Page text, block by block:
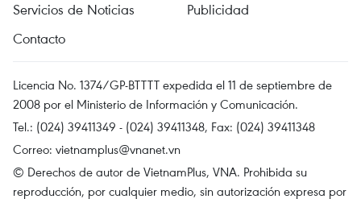
Servicios de Noticias
Publicidad
Contacto
Licencia No. 1374/GP-BTTTT expedida el 11 de septiembre de
2008 por el Ministerio de Información y Comunicación.
Tel.: (024) 39411349 - (024) 39411348, Fax: (024) 39411348
Correo: vietnamplus@vnanet.vn
© Derechos de autor de VietnamPlus, VNA. Prohibida su
reproducción, por cualquier medio, sin autorización expresa por